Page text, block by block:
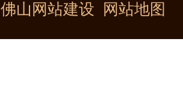
佛山网站建设 网站地图